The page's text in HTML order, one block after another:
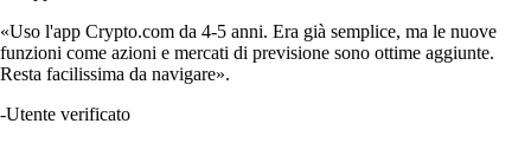
«Uso l'app Crypto.com da 4-5 anni. Era già semplice, ma le nuove
funzioni come azioni e mercati di previsione sono ottime aggiunte.
Resta facilissima da navigare».
-Utente verificato